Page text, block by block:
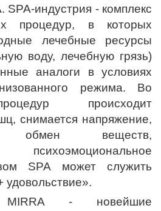
SPA-индустрия - комплекс
процедур, в которых
лечебные ресурсы
воду, лечебную грязь)
аналоги в условиях
режима. Во
происходит
снимается напряжение,
обмен веществ,
психоэмоциональное
SPA может служить
удовольствие».
MIRRA - новейшие